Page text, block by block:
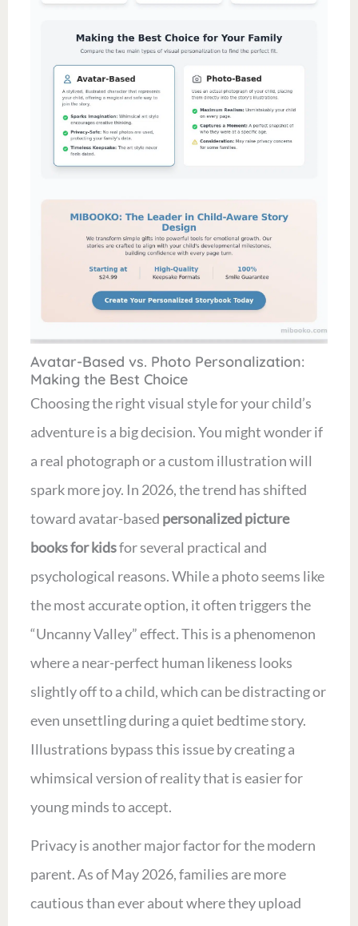
Avatar-Based vs. Photo Personalization:
Making the Best Choice
Choosing the right visual style for your child’s
adventure is a big decision. You might wonder if
a real photograph or a custom illustration will
spark more joy. In 2026, the trend has shifted
toward avatar-based personalized picture
books for kidsfor several practical and
psychological reasons. While a photo seems like
the most accurate option, it often triggers the
“Uncanny Valley” effect. This is a phenomenon
where a near-perfect human likeness looks
slightly off to a child, which can be distracting or
even unsettling during a quiet bedtime story.
Illustrations bypass this issue by creating a
whimsical version of reality that is easier for
young minds to accept.
Privacy is another major factor for the modern
parent. As of May 2026, families are more
cautious than ever about where they upload